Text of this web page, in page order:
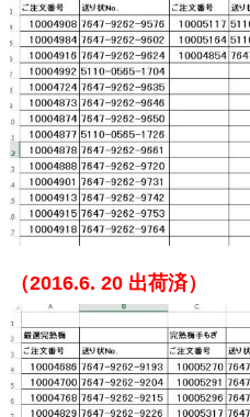
（2016.6. 20出荷済）